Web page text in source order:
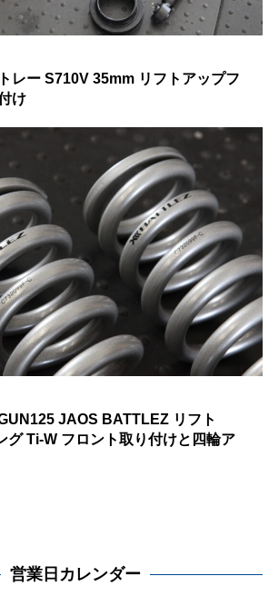
レー S710V 35mm リフトアップフ
け
JAOS BATTLEZ リフト
グ Ti-W フロント取り付けと四輪ア
営業日カレンダー